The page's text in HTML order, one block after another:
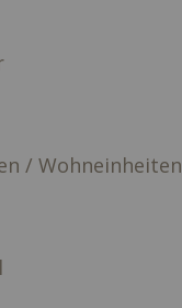
/ Wohneinheiten